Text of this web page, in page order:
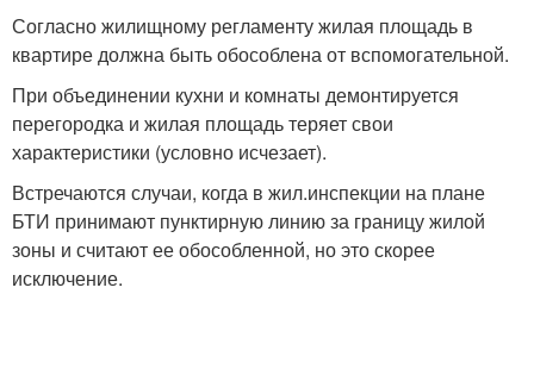
Согласно жилищному регламенту жилая площадь в
квартире должна быть обособлена от вспомогательной.
При объединении кухни и комнаты демонтируется
перегородка и жилая площадь теряет свои
характеристики (условно исчезает).
Встречаются случаи, когда в жил.инспекции на плане
БТИ принимают пунктирную линию за границу жилой
зоны и считают ее обособленной, но это скорее
исключение.